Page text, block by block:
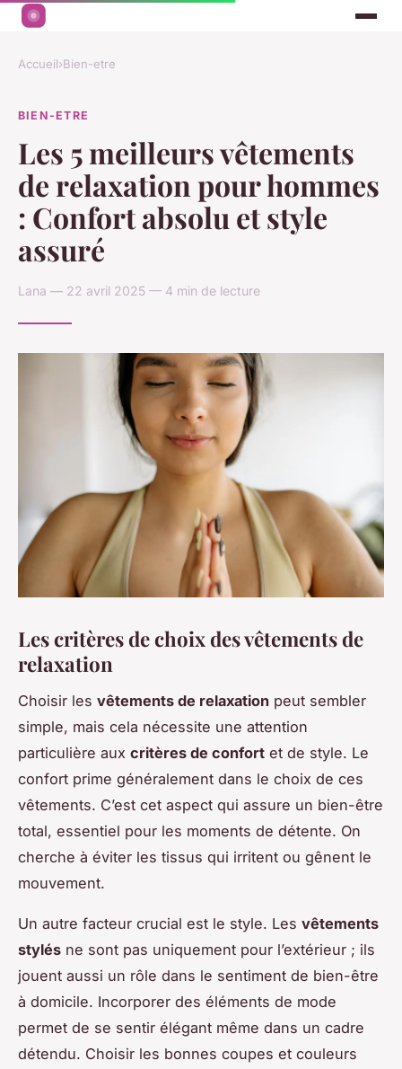
Accueil›Bien-etre
BIEN-ETRE
Les 5 meilleurs vêtements
de relaxation pour hommes
: Confort absolu et style
assuré
Lana — 22 avril 2025 — 4 min de lecture
Les critères de choix des vêtements de
relaxation
Choisir les vêtements de relaxation peut sembler
simple, mais cela nécessite une attention
particulière aux critères de confort et de style. Le
confort prime généralement dans le choix de ces
vêtements. C’est cet aspect qui assure un bien-être
total, essentiel pour les moments de détente. On
cherche à éviter les tissus qui irritent ou gênent le
mouvement.
Un autre facteur crucial est le style. Les vêtements
stylés ne sont pas uniquement pour l’extérieur ; ils
jouent aussi un rôle dans le sentiment de bien-être
à domicile. Incorporer des éléments de mode
permet de se sentir élégant même dans un cadre
détendu. Choisir les bonnes coupes et couleurs